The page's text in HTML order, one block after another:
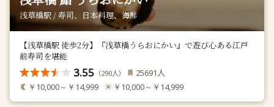
浅草橋駅 / 寿司、日本料理、海鮮
【浅草橋駅 徒歩2分】『浅草橋うらおにかい』で遊び心ある江戸
前寿司を堪能
3.55 （290人） 25691 人
￥10,000～￥14,999 ￥10,000～￥14,999